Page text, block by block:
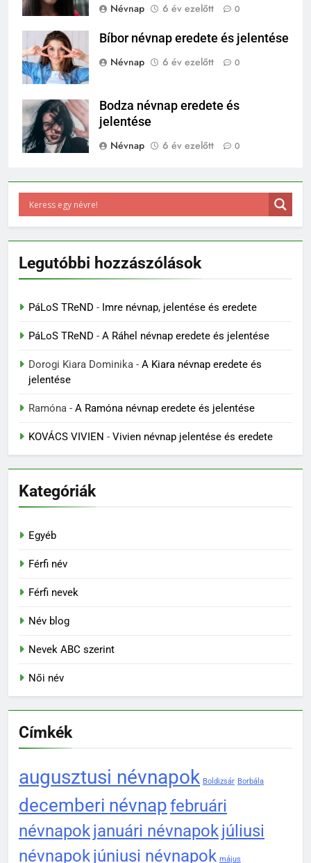
Névnap
6 év ezelőtt 0
Bíbor névnap eredete és jelentése
Névnap
6 év ezelőtt 0
Bodza névnap eredete és
jelentése
Névnap
6 év ezelőtt 0
Legutóbbi hozzászólások
PáLoS TReND - Imre névnap, jelentése és eredete
PáLoS TReND - A Ráhel névnap eredete és jelentése
Dorogi Kiara Dominika - A Kiara névnap eredete és
jelentése
Ramóna - A Ramóna névnap eredete és jelentése
KOVÁCS VIVIEN - Vivien névnap jelentése és eredete
Kategóriák
Egyéb
Férfi név
Férfi nevek
Név blog
Nevek ABC szerint
Női név
Címkék
augusztusi névnapok Boldizsár Borbála
decemberi névnapfebruári
névnapokjanuári névnapokjúliusi
névnapokjúniusi névnapok május